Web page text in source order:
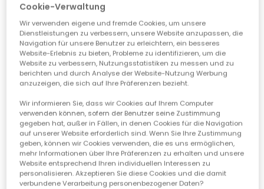
Pack mit 2 bedruckten Lätzchen aus Baumwolle für Babys
12,95 €
6,45 € 5,15 €
Grüne Baby-Strickjacke
35,95 € 17,95 € 14,35 €
-60% -60%
Cookie-Verwaltung
Wir verwenden eigene und fremde Cookies, um unsere
Dienstleistungen zu verbessern, unsere Website anzupassen, die
Navigation für unsere Benutzer zu erleichtern, ein besseres
Website-Erlebnis zu bieten, Probleme zu identifizieren, um die
Website zu verbessern, Nutzungsstatistiken zu messen und zu
berichten und durch Analyse der Website-Nutzung Werbung
anzuzeigen, die sich auf Ihre Präferenzen bezieht.
Wir informieren Sie, dass wir Cookies auf Ihrem Computer
verwenden können, sofern der Benutzer seine Zustimmung
gegeben hat, außer in Fällen, in denen Cookies für die Navigation
auf unserer Website erforderlich sind. Wenn Sie Ihre Zustimmung
geben, können wir Cookies verwenden, die es uns ermöglichen,
mehr Informationen über Ihre Präferenzen zu erhalten und unsere
Website entsprechend Ihren individuellen Interessen zu
personalisieren. Akzeptieren Sie diese Cookies und die damit
verbundene Verarbeitung personenbezogener Daten?